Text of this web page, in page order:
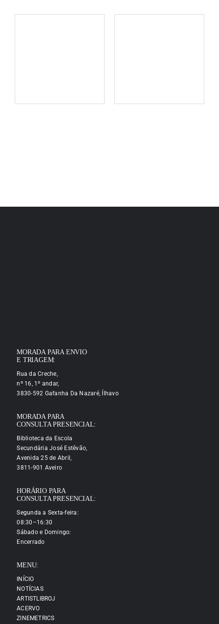
MORADA PARA ENVIO
E TRIAGEM:
Rua da Creche,
nº 16, 1º andar,
3830-592 Gafanha Da Nazaré, Ílhavo
MORADA PARA
CONSULTA PRESENCIAL:
Biblioteca da Escola
Secundária José Estêvão,
Avenida 25 de Abril,
3811-901 Aveiro
HORÁRIO PARA
CONSULTA PRESENCIAL:
Segunda a Sexta-feira:
08:30–16:30
Sábado e Domingo:
Encerrado
MENU:
INÍCIO
NOTÍCIAS
ARTISTLIBROJ
ACERVO
ZINEMETRICS